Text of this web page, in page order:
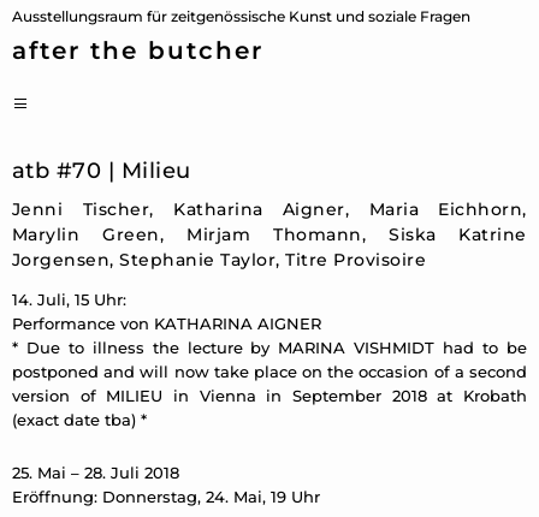
Ausstellungsraum für zeitgenössische Kunst und soziale Fragen
after the butcher
Zum
Inhalt
atb #70 | Milieu
Jenni Tischer, Katharina Aigner, Maria Eichhorn,
Marylin Green, Mirjam Thomann, Siska Katrine
Jorgensen, Stephanie Taylor, Titre Provisoire
14. Juli, 15 Uhr:
Performance von KATHARINA AIGNER
* Due to illness the lecture by MARINA VISHMIDT had to be
postponed and will now take place on the occasion of a second
version of MILIEU in Vienna in September 2018 at Krobath
(exact date tba) *
25. Mai – 28. Juli 2018
Eröffnung: Donnerstag, 24. Mai, 19 Uhr